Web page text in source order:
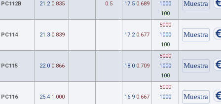
PC112B 21.2 0.835 0.5 17.5 0.689
1000
100
PC114 21.3 0.839 17.2 0.677
5000
1000
100
PC115 22.0 0.866 18.0 0.709
5000
1000
100
PC116 25.4 1.000 16.9 0.667
5000
1000